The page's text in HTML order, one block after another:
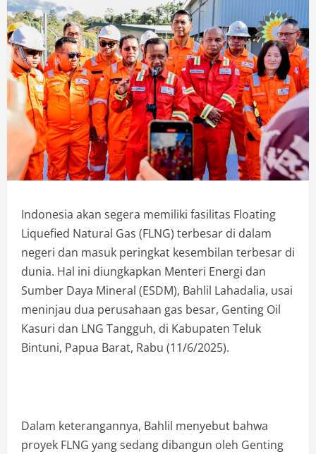
Indonesia akan segera memiliki fasilitas Floating
Liquefied Natural Gas (FLNG) terbesar di dalam
negeri dan masuk peringkat kesembilan terbesar di
dunia. Hal ini diungkapkan Menteri Energi dan
Sumber Daya Mineral (ESDM), Bahlil Lahadalia, usai
meninjau dua perusahaan gas besar, Genting Oil
Kasuri dan LNG Tangguh, di Kabupaten Teluk
Bintuni, Papua Barat, Rabu (11/6/2025).
Dalam keterangannya, Bahlil menyebut bahwa
proyek FLNG yang sedang dibangun oleh Genting